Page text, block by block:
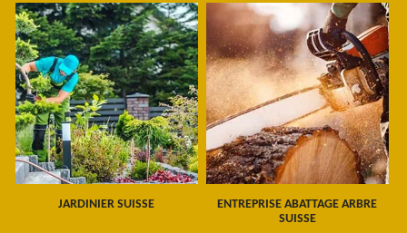
JARDINIER SUISSE
ENTREPRISE ABATTAGE ARBRE
SUISSE